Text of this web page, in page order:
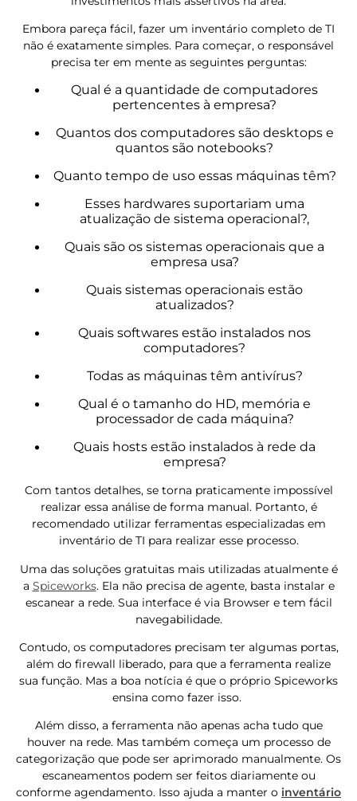
Embora pareça fácil, fazer um inventário completo de TI
não é exatamente simples. Para começar, o responsável
precisa ter em mente as seguintes perguntas:
Qual é a quantidade de computadores
pertencentes à empresa?
Quantos dos computadores são desktops e
quantos são notebooks?
Quanto tempo de uso essas máquinas têm?
Esses hardwares suportariam uma
atualização de sistema operacional?,
Quais são os sistemas operacionais que a
empresa usa?
Quais sistemas operacionais estão
atualizados?
Quais softwares estão instalados nos
computadores?
Todas as máquinas têm antivírus?
Qual é o tamanho do HD, memória e
processador de cada máquina?
Quais hosts estão instalados à rede da
empresa?
Com tantos detalhes, se torna praticamente impossível
realizar essa análise de forma manual. Portanto, é
recomendado utilizar ferramentas especializadas em
inventário de TI para realizar esse processo.
Uma das soluções gratuitas mais utilizadas atualmente é
a Spiceworks. Ela não precisa de agente, basta instalar e
escanear a rede. Sua interface é via Browser e tem fácil
navegabilidade.
Contudo, os computadores precisam ter algumas portas,
além do firewall liberado, para que a ferramenta realize
sua função. Mas a boa notícia é que o próprio Spiceworks
ensina como fazer isso.
Além disso, a ferramenta não apenas acha tudo que
houver na rede. Mas também começa um processo de
categorização que pode ser aprimorado manualmente. Os
escaneamentos podem ser feitos diariamente ou
conforme agendamento. Isso ajuda a manter o inventário